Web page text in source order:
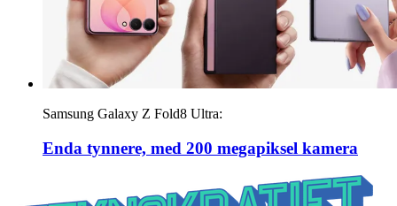
Samsung Galaxy Z Fold8 Ultra:
Enda tynnere, med 200 megapiksel kamera